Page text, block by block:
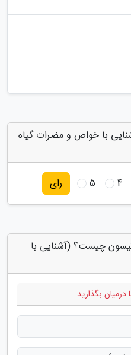
با خواص و مضرات گیاه
4
5 رای
چیست؟ (آشنایی با
درمیان بگذارید